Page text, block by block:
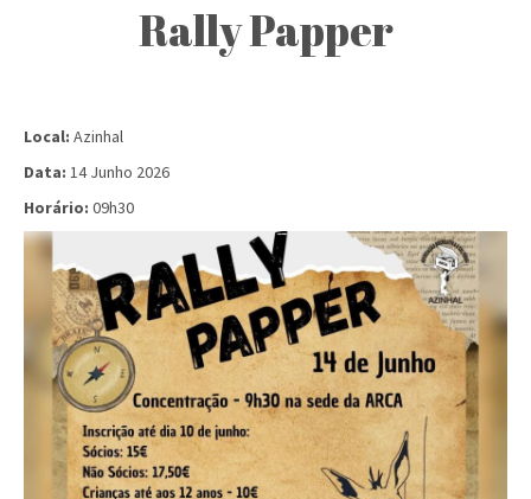
Rally Papper
Local: Azinhal
Data: 14 Junho 2026
Horário: 09h30